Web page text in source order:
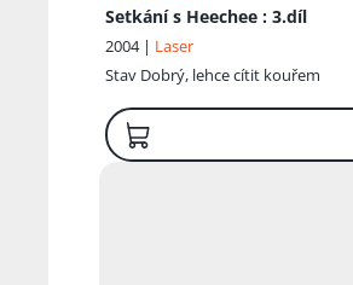
Setkání s Heechee : 3.díl
2004 | Laser
Stav Dobrý, lehce cítit kouřem